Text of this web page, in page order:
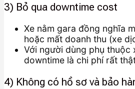
3) Bỏ qua downtime cost
Xe nằm gara đồng nghĩa
hoặc mất doanh thu (xe
Với người dùng phụ thuộc
downtime là chi phí rất
4) Không có hồ sơ và bảo